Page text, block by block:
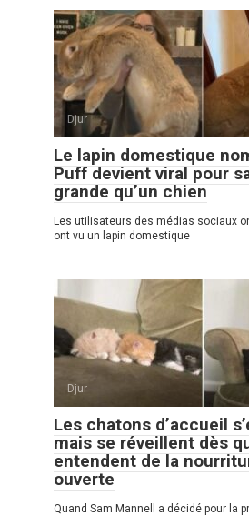
Djur
Le lapin domestique
Puff devient viral pour
grande qu’un chien
Les utilisateurs des médias sociaux
ont vu un lapin domestique
Djur
Les chatons d’accueil
mais se réveillent dès
entendent de la
ouverte
Quand Sam Mannell a décidé pour la